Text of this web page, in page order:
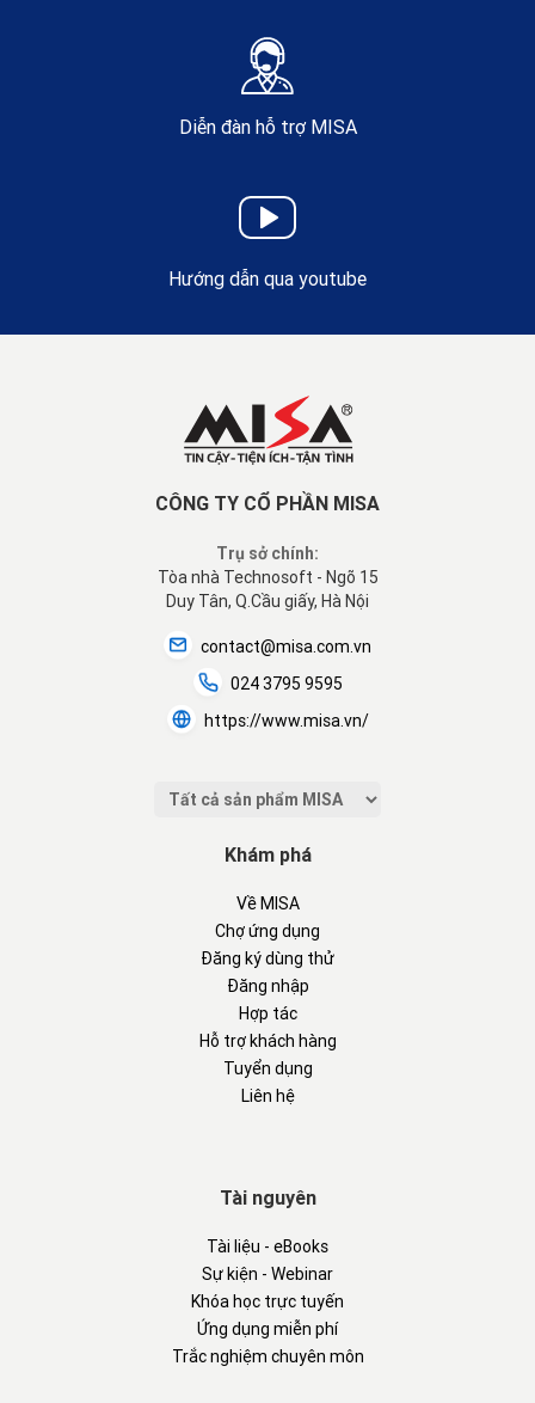
Diễn đàn hỗ trợ MISA
Hướng dẫn qua youtube
CÔNG TY CỔ PHẦN MISA
Trụ sở chính:
Tòa nhà Technosoft - Ngõ 15
Duy Tân, Q.Cầu giấy, Hà Nội
contact@misa.com.vn
024 3795 9595
https://www.misa.vn/
Khám phá
Về MISA
Chợ ứng dụng
Đăng ký dùng thử
Đăng nhập
Hợp tác
Hỗ trợ khách hàng
Tuyển dụng
Liên hệ
Tài nguyên
Tài liệu - eBooks
Sự kiện - Webinar
Khóa học trực tuyến
Ứng dụng miễn phí
Trắc nghiệm chuyên môn